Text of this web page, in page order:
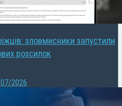
зловмисники запустили
розсилок
2026